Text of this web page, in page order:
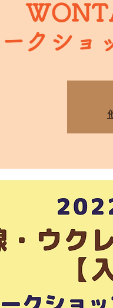
ークショ